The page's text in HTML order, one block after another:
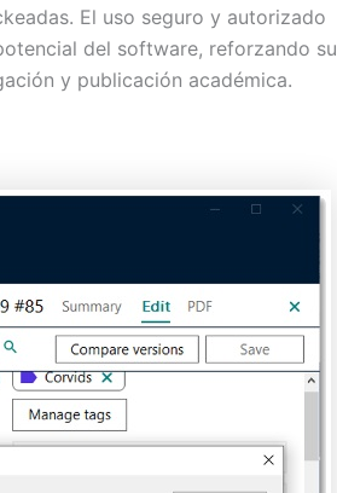
El uso seguro y autorizado
del software, reforzando su
y publicación académica.